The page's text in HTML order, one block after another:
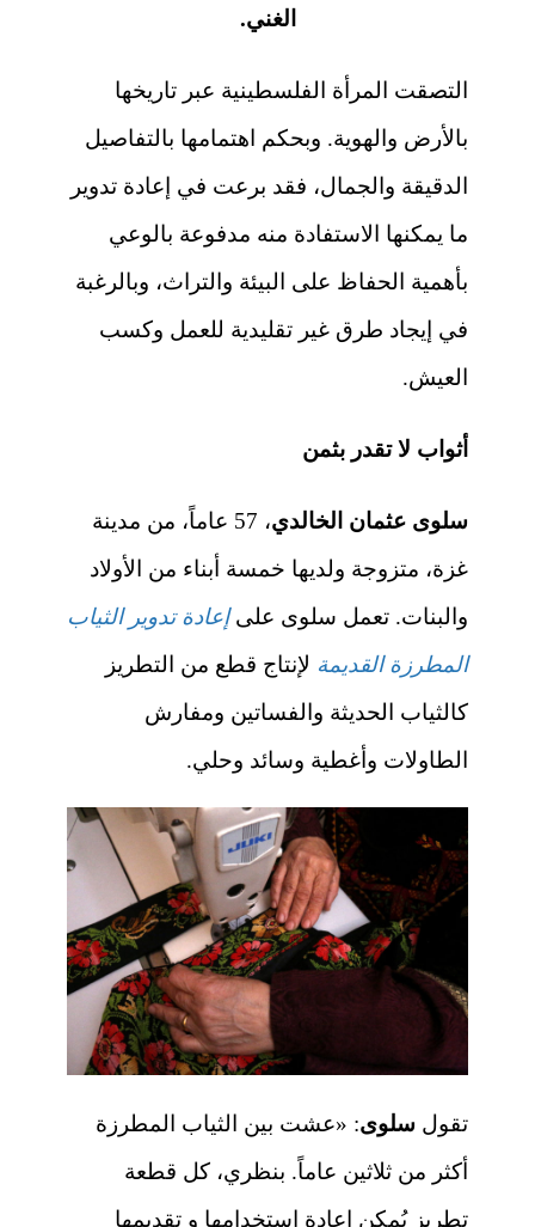
الغني.
التصقت المرأة الفلسطينية عبر تاريخها
بالأرض والهوية. وبحكم اهتمامها بالتفاصيل
الدقيقة والجمال، فقد برعت في إعادة تدوير
ما يمكنها الاستفادة منه مدفوعة بالوعي
بأهمية الحفاظ على البيئة والتراث، وبالرغبة
في إيجاد طرق غير تقليدية للعمل وكسب
العيش.
أثواب لا تقدر بثمن
سلوى عثمان الخالدي
، 57 عاماً، من مدينة
غزة، متزوجة ولديها خمسة أبناء من الأولاد
والبنات. تعمل سلوى علىإعادة تدوير الثياب
المطرزة القديمة لإنتاج قطع من التطريز
كالثياب الحديثة والفساتين ومفارش
الطاولات وأغطية وسائد وحلي.
تقول سلوى: «عشت بين الثياب المطرزة
أكثر من ثلاثين عاماً. بنظري، كل قطعة
تطريز يُمكن إعادة استخدامها و تقديمها